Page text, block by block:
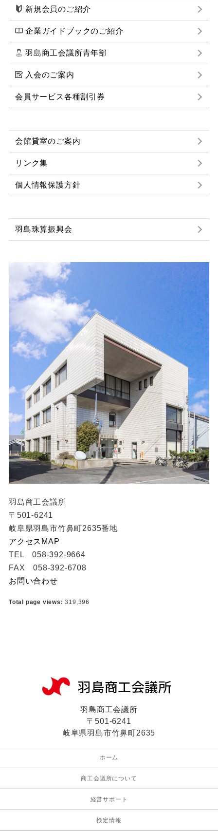
新規会員のご紹介
企業ガイドブックのご紹介
羽島商工会議所青年部
入会のご案内
会員サービス各種割引券
会館貸室のご案内
リンク集
個人情報保護方針
羽島珠算振興会
羽島商工会議所
〒501-6241
岐阜県羽島市竹鼻町2635番地
アクセスMAP
TEL 058-392-9664
FAX 058-392-6708
お問い合わせ
Total page views:319,396
羽島商工会議所
〒501-6241
岐阜県羽島市竹鼻町2635
ホーム
商工会議所について
経営サポート
検定情報